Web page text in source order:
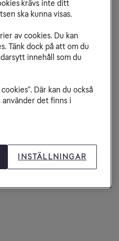
Relaterade artiklar
Nedsläckning av 2G och 3G
Ring över 4G
krävs inte ditt
ska kunna visas.
av cookies. Du kan
Tänk dock på att om du
innehåll som du
Där kan du också
det finns i
INSTÄLLNINGAR